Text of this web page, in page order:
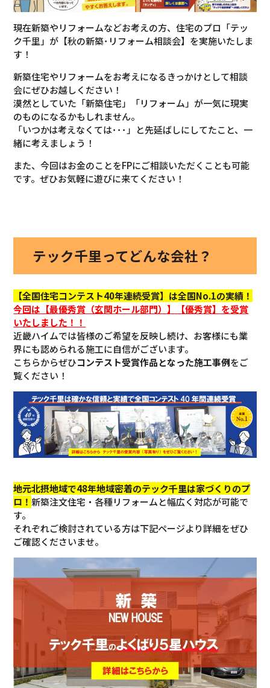
現在新築やリフォームなどお考えの方、住宅のプロ「テッ
ク千里」が【秋の新築･リフォーム相談会】を実施いたしま
す！
新築住宅やリフォームをお考えになるきっかけとして相談
会にぜひお越しください！
漠然としていた「新築住宅」「リフォーム」が一気に現実
のものになるかもしれません。
「いつかは考えなくては･･･」と先延ばしにしてたこと、一
緒に考えましょう！
また、今回はお金のことをFPにご相談いただくことも可能
です。ぜひお気軽に遊びに来てください！
テック千里ってどんな会社？
【全国住宅コンテスト40年連続受賞】は全国No.1の実績！
今回は【最優秀賞（玄関ホール部門）】【優秀賞】を受賞
いたしました！！
近畿ハイムでは皆様のご希望を反映し続け、お客様にも業
界にも認められる施工に自信がございます。
こちらからぜひコンテスト受賞作品となった施工事例をご
覧ください！
地元北摂地域で48年地域密着のテック千里は家づくりのプ
ロ！新築注文住宅・各種リフォームと幅広く対応が可能で
す。
それぞれご検討されている方は下記ページより詳細をぜひ
ご確認くださいませ。